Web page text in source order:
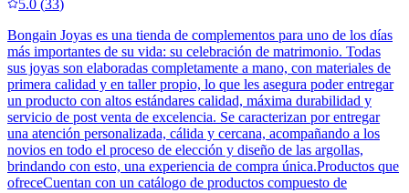
5.0 (33)
Bongain Joyas es una tienda de complementos para uno de los días
más importantes de su vida: su celebración de matrimonio. Todas
sus joyas son elaboradas completamente a mano, con materiales de
primera calidad y en taller propio, lo que les asegura poder entregar
un producto con altos estándares calidad, máxima durabilidad y
servicio de post venta de excelencia. Se caracterizan por entregar
una atención personalizada, cálida y cercana, acompañando a los
novios en todo el proceso de elección y diseño de las argollas,
brindando con esto, una experiencia de compra única.Productos que
ofreceCuentan con un catálogo de productos compuesto de